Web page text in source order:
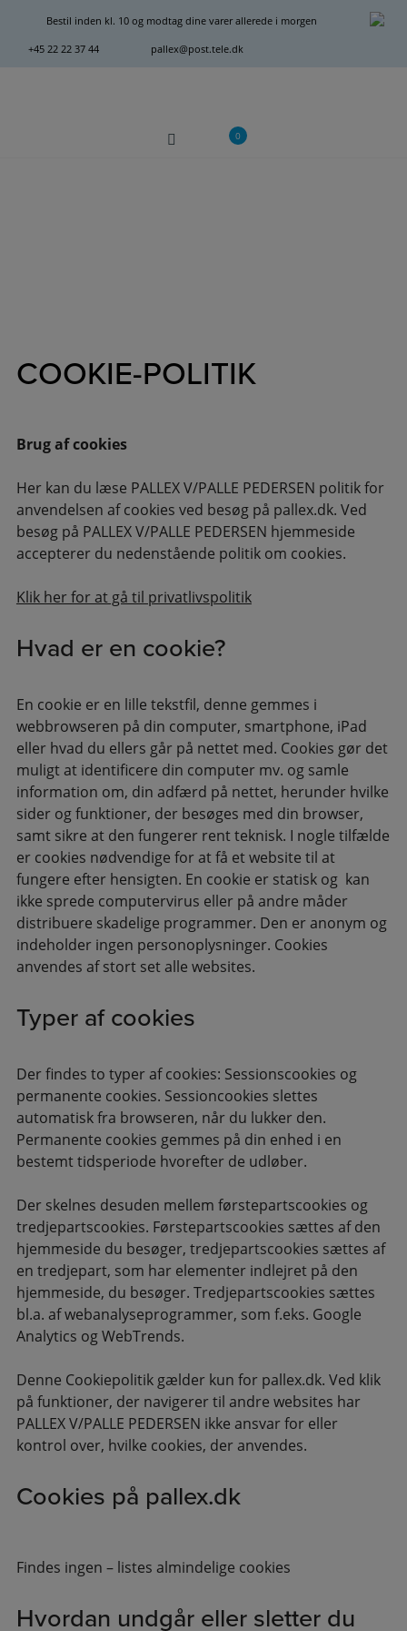
indholdet
Bestil inden kl. 10 og modtag dine varer allerede i morgen
+45 22 22 37 44 pallex@post.tele.dk
0
COOKIE-POLITIK
Brug af cookies
Her kan du læse PALLEX V/PALLE PEDERSEN politik for
anvendelsen af cookies ved besøg på pallex.dk. Ved
besøg på PALLEX V/PALLE PEDERSEN hjemmeside
accepterer du nedenstående politik om cookies.
Klik her for at gå til privatlivspolitik
Hvad er en cookie?
En cookie er en lille tekstfil, denne gemmes i
webbrowseren på din computer, smartphone, iPad
eller hvad du ellers går på nettet med. Cookies gør det
muligt at identificere din computer mv. og samle
information om, din adfærd på nettet, herunder hvilke
sider og funktioner, der besøges med din browser,
samt sikre at den fungerer rent teknisk. I nogle tilfælde
er cookies nødvendige for at få et website til at
fungere efter hensigten. En cookie er statisk og kan
ikke sprede computervirus eller på andre måder
distribuere skadelige programmer. Den er anonym og
indeholder ingen personoplysninger. Cookies
anvendes af stort set alle websites.
Typer af cookies
Der findes to typer af cookies: Sessionscookies og
permanente cookies. Sessioncookies slettes
automatisk fra browseren, når du lukker den.
Permanente cookies gemmes på din enhed i en
bestemt tidsperiode hvorefter de udløber.
Der skelnes desuden mellem førstepartscookies og
tredjepartscookies. Førstepartscookies sættes af den
hjemmeside du besøger, tredjepartscookies sættes af
en tredjepart, som har elementer indlejret på den
hjemmeside, du besøger. Tredjepartscookies sættes
bl.a. af webanalyseprogrammer, som f.eks. Google
Analytics og WebTrends.
Denne Cookiepolitik gælder kun for pallex.dk. Ved klik
på funktioner, der navigerer til andre websites har
PALLEX V/PALLE PEDERSEN ikke ansvar for eller
kontrol over, hvilke cookies, der anvendes.
Cookies på pallex.dk
Findes ingen – listes almindelige cookies
Hvordan undgår eller sletter du